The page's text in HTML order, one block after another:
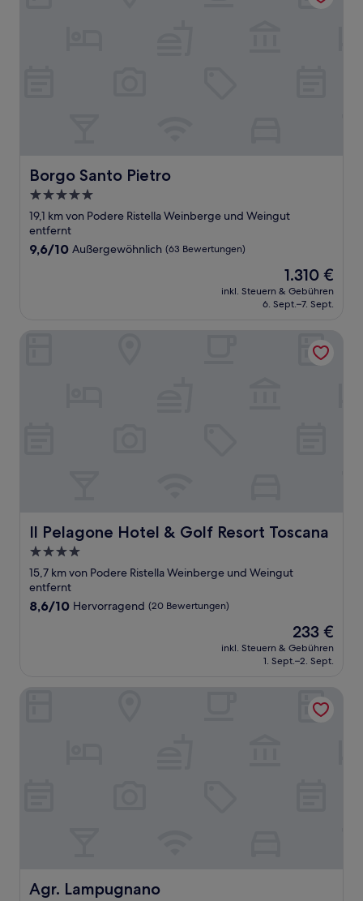
Borgo Santo Pietro
Borgo Santo Pietro
5.0-
Sterne-
Unterkunft
19,1 km von Podere Ristella Weinberge und Weingut
entfernt
9.6
9,6/10 Außergewöhnlich (63 Bewertungen)
Der
Preis
beträgt
1.310 €
inkl. Steuern & Gebühren
6. Sept.–7. Sept.
Il Pelagone Hotel & Golf Resort Toscana
Il Pelagone Hotel & Golf Resort Toscana
4.0-
Sterne-
Unterkunft
15,7 km von Podere Ristella Weinberge und Weingut
entfernt
8.6
8,6/10 Hervorragend (20 Bewertungen)
Der
Preis
beträgt
233 €
inkl. Steuern & Gebühren
1. Sept.–2. Sept.
Agr. Lampugnano
Agr. Lampugnano